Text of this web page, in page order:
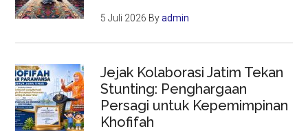
5 Juli 2026 Byadmin
Jejak Kolaborasi Jatim Tekan
Stunting: Penghargaan
Persagi untuk Kepemimpinan
Khofifah